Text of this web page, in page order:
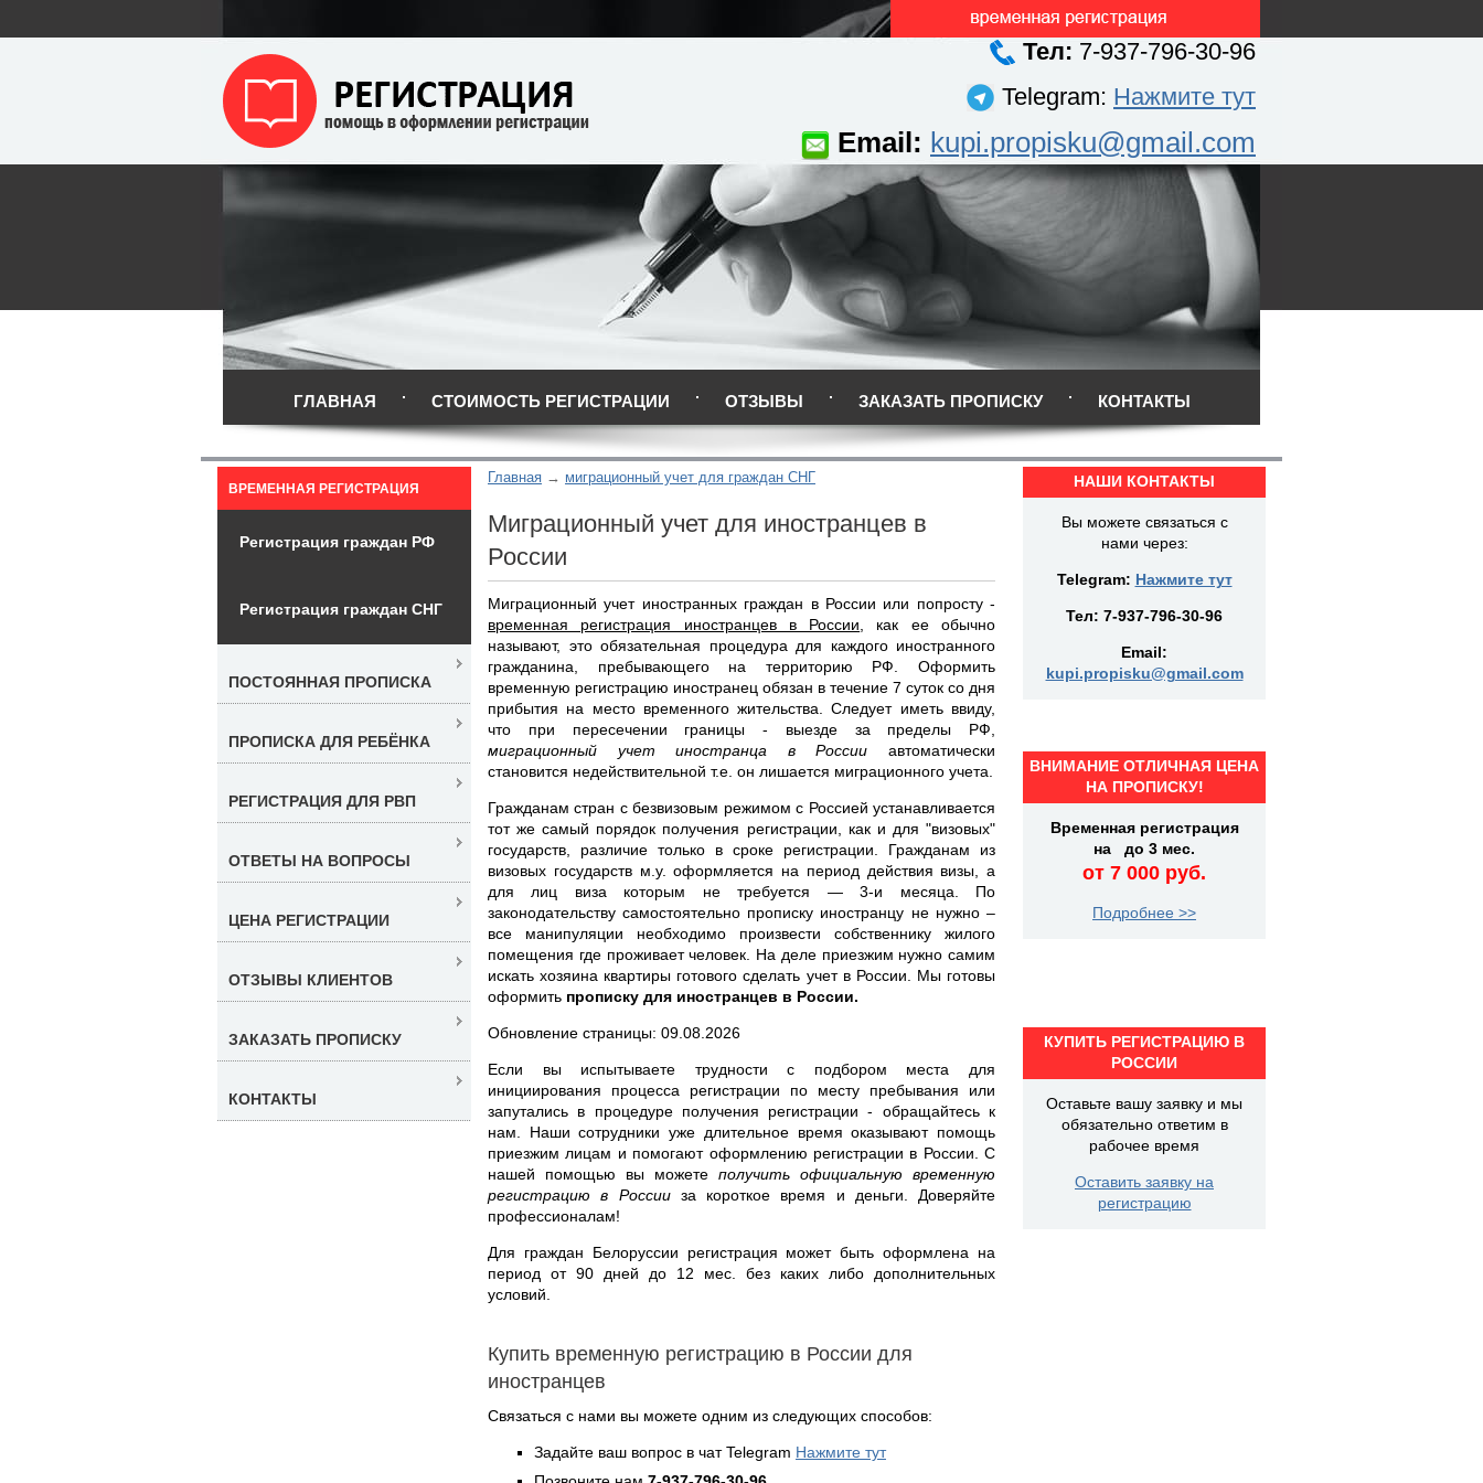
Тел: 7-937-796-30-96
Telegram: Нажмите тут
Email: kupi.propisku@gmail.com
ГЛАВНАЯ СТОИМОСТЬ РЕГИСТРАЦИИ ОТЗЫВЫ ЗАКАЗАТЬ ПРОПИСКУ КОНТАКТЫ
Главная миграционный учет для граждан СНГ
Миграционный учет для иностранцев в
России
Миграционный учет иностранных граждан в России или попросту -
временная регистрация иностранцев в России , как ее обычно
называют, это обязательная процедура для каждого иностранного
гражданина, пребывающего на территорию РФ. Оформить
временную регистрацию иностранец обязан в течение 7 суток со дня
прибытия на место временного жительства. Следует иметь ввиду,
что при пересечении границы - выезде за пределы РФ,
миграционный учет иностранца в России автоматически
становится недействительной т.е. он лишается миграционного учета.
Гражданам стран с безвизовым режимом с Россией устанавливается
тот же самый порядок получения регистрации, как и для "визовых"
государств, различие только в сроке регистрации. Гражданам из
визовых государств м.у. оформляется на период действия визы, а
для лиц виза которым не требуется — 3-и месяца. По
законодательству самостоятельно прописку иностранцу не нужно –
все манипуляции необходимо произвести собственнику жилого
помещения где проживает человек. На деле приезжим нужно самим
искать хозяина квартиры готового сделать учет в России. Мы готовы
оформить прописку для иностранцев в России.
Обновление страницы: 09.08.2026
Если вы испытываете трудности с подбором места для
инициирования процесса регистрации по месту пребывания или
запутались в процедуре получения регистрации - обращайтесь к
нам. Наши сотрудники уже длительное время оказывают помощь
приезжим лицам и помогают оформлению регистрации в России. С
нашей помощью вы можете получить официальную временную
регистрацию в Россииза короткое время и деньги. Доверяйте
профессионалам!
Для граждан Белоруссии регистрация может быть оформлена на
период от 90 дней до 12 мес. без каких либо дополнительных
условий.
Купить временную регистрацию в России для
иностранцев
Связаться с нами вы можете одним из следующих способов:
Задайте ваш вопрос в чат Telegram Нажмите тут
ВРЕМЕННАЯ РЕГИСТРАЦИЯ
Регистрация граждан РФ
Регистрация граждан СНГ
ПОСТОЯННАЯ ПРОПИСКА
ПРОПИСКА ДЛЯ РЕБЁНКА
РЕГИСТРАЦИЯ ДЛЯ РВП
ОТВЕТЫ НА ВОПРОСЫ
ЦЕНА РЕГИСТРАЦИИ
ОТЗЫВЫ КЛИЕНТОВ
ЗАКАЗАТЬ ПРОПИСКУ
КОНТАКТЫ
НАШИ КОНТАКТЫ
Вы можете связаться с
нами через:
Telegram: Нажмите тут
Тел: 7-937-796-30-96
Email:
kupi.propisku@gmail.com
ВНИМАНИЕ ОТЛИЧНАЯ ЦЕНА
НА ПРОПИСКУ!
Временная регистрация
на до 3 мес.
от 7 000 руб.
Подробнее >>
КУПИТЬ РЕГИСТРАЦИЮ В
РОССИИ
Оставьте вашу заявку и мы
обязательно ответим в
рабочее время
Оставить заявку на
регистрацию